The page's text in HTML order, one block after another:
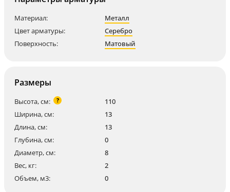
Материал:
Металл
Цвет арматуры:
Серебро
Поверхность:
Матовый
Размеры
Высота, см: ?
110
Ширина, см:
13
Длина, см:
13
Глубина, см:
0
Диаметр, см:
8
Вес, кг:
2
Объем, м3:
0